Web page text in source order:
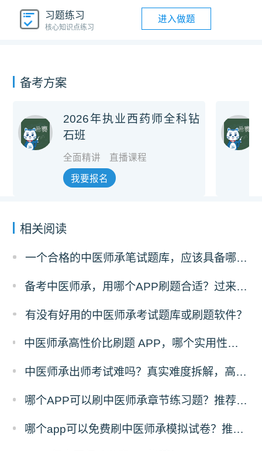
习题练习
核心知识点练习
进入做题
备考方案
2026年执业西药师全科钻
石班
全面精讲 直播课程
我要报名
相关阅读
一个合格的中医师承笔试题库，应该具备哪些特点？
备考中医师承，用哪个APP刷题合适？过来人告诉你答案
有没有好用的中医师承考试题库或刷题软件？
中医师承高性价比刷题 APP，哪个实用性更强？那必须是希赛医卫题库！
中医师承出师考试难吗？真实难度拆解，高效备考攻略收好
哪个APP可以刷中医师承章节练习题？推荐希赛医卫题库！
哪个app可以免费刷中医师承模拟试卷？推荐希赛医卫题库！